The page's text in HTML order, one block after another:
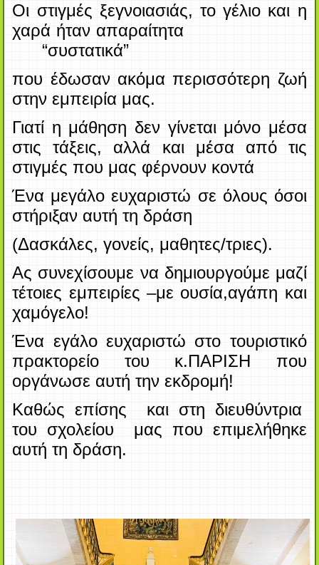
Οι στιγμές ξεγνοιασιάς, το γέλιο και η
χαρά ήταν απαραίτητα
“συστατικά”
που έδωσαν ακόμα περισσότερη ζωή
στην εμπειρία μας.
Γιατί η μάθηση δεν γίνεται μόνο μέσα
στις τάξεις, αλλά και μέσα από τις
στιγμές που μας φέρνουν κοντά
Ένα μεγάλο ευχαριστώ σε όλους όσοι
στήριξαν αυτή τη δράση
(Δασκάλες, γονείς, μαθητες/τριες).
Ας συνεχίσουμε να δημιουργούμε μαζί
τέτοιες εμπειρίες –με ουσία,αγάπη και
χαμόγελο!
Ένα εγάλο ευχαριστώ στο τουριστικό
πρακτορείο του κ.ΠΑΡΙΣΗ που
οργάνωσε αυτή την εκδρομή!
Καθώς επίσης και στη διευθύντρια
του σχολείου μας που επιμελήθηκε
αυτήτη δράση.